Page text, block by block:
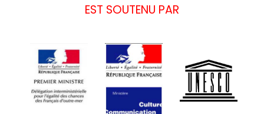
EST SOUTENU PAR